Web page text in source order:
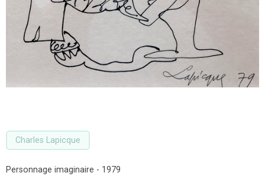
Charles Lapicque
Personnage imaginaire - 1979